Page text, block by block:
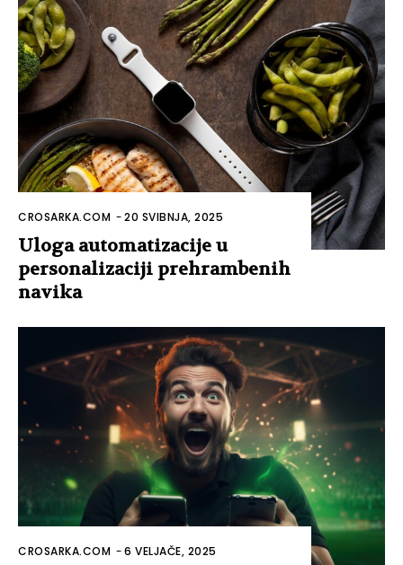
CROSARKA.COM -20 SVIBNJA, 2025
Uloga automatizacije u
personalizaciji prehrambenih
navika
CROSARKA.COM -6 VELJAČE, 2025